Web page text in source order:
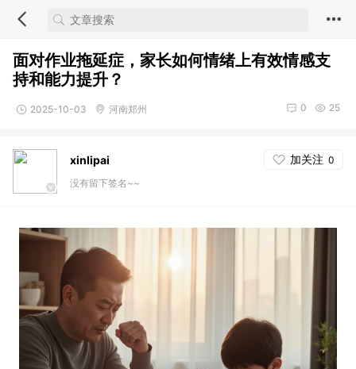
面对作业拖延症，家长如何情绪上有效情感支
持和能力提升？
2025-10-03 河南郑州 25
0
xinlipai 加关注 0
没有留下签名~~